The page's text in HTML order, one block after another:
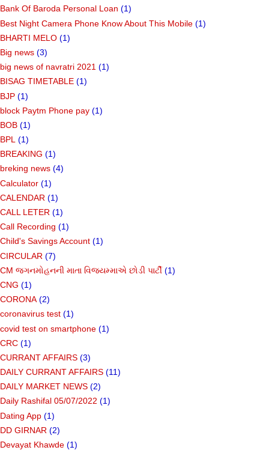
Bank Of Baroda Personal Loan (1)
Best Night Camera Phone Know About This Mobile (1)
BHARTI MELO (1)
Big news (3)
big news of navratri 2021 (1)
BISAG TIMETABLE (1)
BJP (1)
block Paytm Phone pay (1)
BOB (1)
BPL (1)
BREAKING (1)
breking news (4)
Calculator (1)
CALENDAR (1)
CALL LETER (1)
Call Recording (1)
Child's Savings Account (1)
CIRCULAR (7)
CM જગનમોહનની માતા વિજયમ્માએ છોડી પાર્ટી (1)
CNG (1)
CORONA (2)
coronavirus test (1)
covid test on smartphone (1)
CRC (1)
CURRANT AFFAIRS (3)
DAILY CURRANT AFFAIRS (11)
DAILY MARKET NEWS (2)
Daily Rashifal 05/07/2022 (1)
Dating App (1)
DD GIRNAR (2)
Devayat Khawde (1)